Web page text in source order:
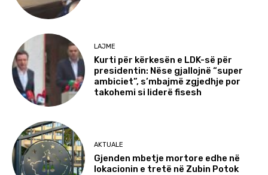
LAJME
Kurti për kërkesën e LDK-së për
presidentin: Nëse gjallojnë “super
ambiciet”, s’mbajmë zgjedhje por
takohemi si liderë fisesh
AKTUALE
Gjenden mbetje mortore edhe në
lokacionin e tretë në Zubin Potok